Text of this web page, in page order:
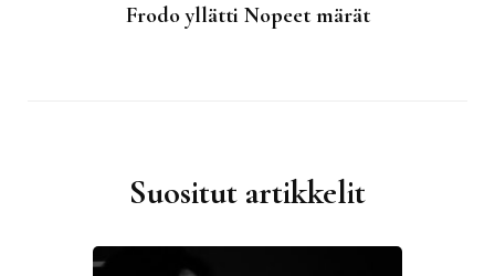
Frodo yllätti Nopeet märät
Suositut artikkelit